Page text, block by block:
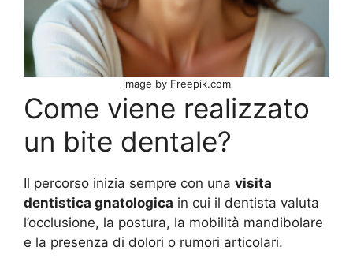
image by Freepik.com
Come viene realizzato
un bite dentale?
Il percorso inizia sempre con una visita
dentistica gnatologica in cui il dentista valuta
l’occlusione, la postura, la mobilità mandibolare
e la presenza di dolori o rumori articolari.